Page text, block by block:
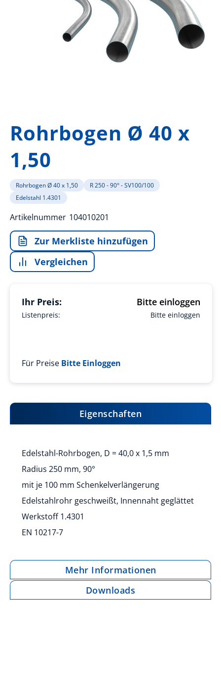
der
Bildergalerie
springen
Rohrbogen Ø 40 x
1,50
Rohrbogen Ø 40 x 1,50
R 250 - 90° - SV100/100
Edelstahl 1.4301
Artikelnummer 104010201
Zur Merkliste hinzufügen
Vergleichen
Listenpreis: Bitte einloggen
Ihr Preis: Bitte einloggen
Für Preise Bitte Einloggen
Eigenschaften
Edelstahl-Rohrbogen, D = 40,0 x 1,5 mm
Radius 250 mm, 90°
mit je 100 mm Schenkelverlängerung
Edelstahlrohr geschweißt, Innennaht geglättet
Werkstoff 1.4301
EN 10217-7
Mehr Informationen
Downloads